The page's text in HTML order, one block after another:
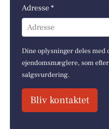
Adresse *
Adresse
Dine oplysninger deles med
ejendomsmæglere, som
salgsvurdering.
Bliv kontaktet